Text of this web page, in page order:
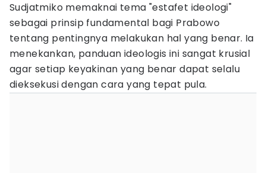
Sudjatmiko memaknai tema "estafet ideologi"
sebagai prinsip fundamental bagi Prabowo
tentang pentingnya melakukan hal yang benar. Ia
menekankan, panduan ideologis ini sangat krusial
agar setiap keyakinan yang benar dapat selalu
dieksekusi dengan cara yang tepat pula.